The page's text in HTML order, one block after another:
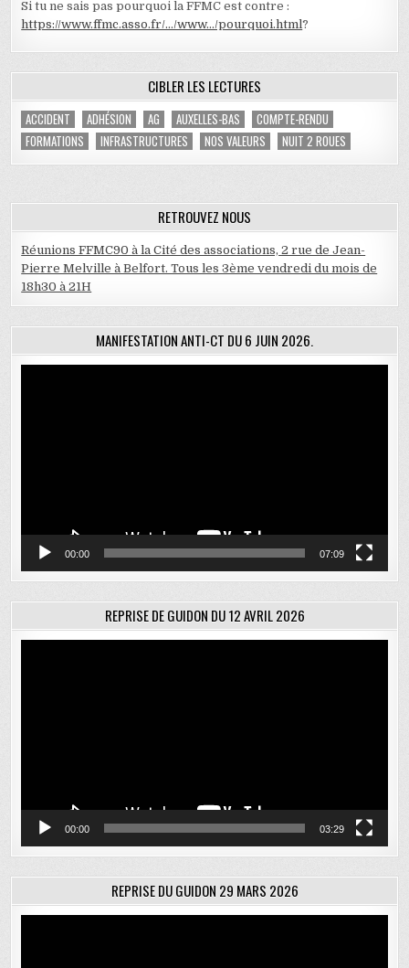
Si tu ne sais pas pourquoi la FFMC est contre :
https://www.ffmc.asso.fr/…/www…/pourquoi.html?
CIBLER LES LECTURES
ACCIDENT ADHÉSION AG AUXELLES-BAS
COMPTE-RENDU
FORMATIONS
INFRASTRUCTURES NOS VALEURS NUIT 2 ROUES
RETROUVEZ NOUS
Réunions FFMC90 à la Cité des associations, 2 rue de Jean-
Pierre Melville à Belfort. Tous les 3ème vendredi du mois de
18h30 à 21H
MANIFESTATION ANTI-CT DU 6 JUIN 2026.
00:00 07:09
REPRISE DE GUIDON DU 12 AVRIL 2026
00:00 03:29
REPRISE DU GUIDON 29 MARS 2026